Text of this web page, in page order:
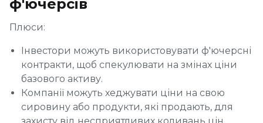
ф'ючерсів
Плюси:
Інвестори можуть використовувати ф'ючерсні
контракти, щоб спекулювати на змінах ціни
базового активу.
Компанії можуть хеджувати ціни на свою
сировину або продукти, які продають, для